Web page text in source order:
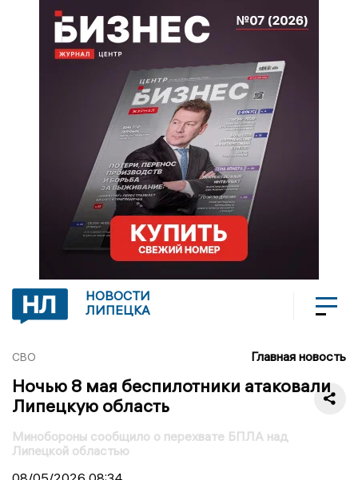
НОВОСТИ
ЛИПЕЦКА
СВО Главная новость
Ночью 8 мая беспилотники атаковали
Липецкую область
Минобороны сообщило о перехвате БПЛА над
Липецкой областью